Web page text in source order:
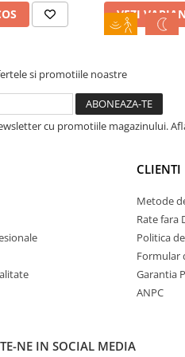
VEZI
si promotiile noastre
cu promotiile magazinului.
CLIENTI
Metode
Rate fara
Politica
Formular
Garantia
ANPC
NE IN SOCIAL MEDIA